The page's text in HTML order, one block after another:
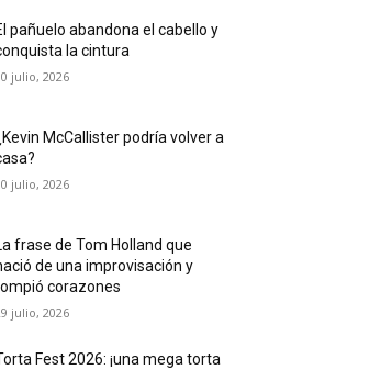
pañuelo abandona el cabello y
la cintura
julio, 2026
McCallister podría volver a
julio, 2026
frase de Tom Holland que
de una improvisación y
corazones
julio, 2026
Fest 2026: ¡una mega torta